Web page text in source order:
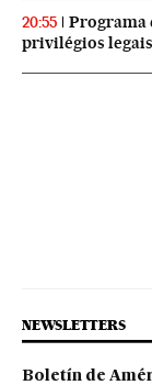
20:55
Programa
privilégios
NEWSLETTERS
Boletín de